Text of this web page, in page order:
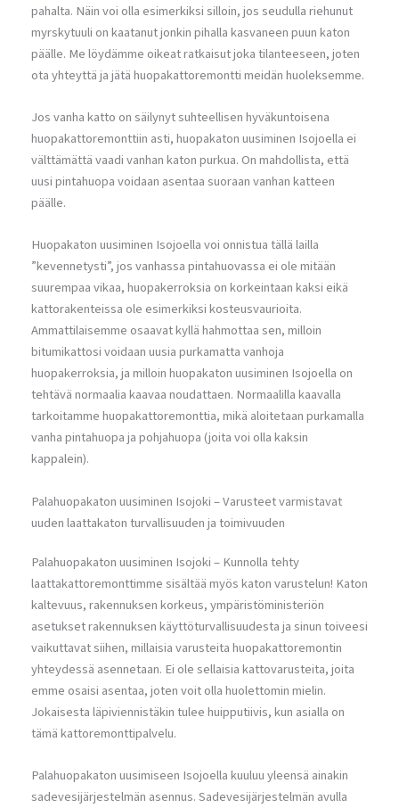
pahalta. Näin voi olla esimerkiksi silloin, jos seudulla riehunut
myrskytuuli on kaatanut jonkin pihalla kasvaneen puun katon
päälle. Me löydämme oikeat ratkaisut joka tilanteeseen, joten
ota yhteyttä ja jätä huopakattoremontti meidän huoleksemme.
Jos vanha katto on säilynyt suhteellisen hyväkuntoisena
huopakattoremonttiin asti, huopakaton uusiminen Isojoella ei
välttämättä vaadi vanhan katon purkua. On mahdollista, että
uusi pintahuopa voidaan asentaa suoraan vanhan katteen
päälle.
Huopakaton uusiminen Isojoella voi onnistua tällä lailla
”kevennetysti”, jos vanhassa pintahuovassa ei ole mitään
suurempaa vikaa, huopakerroksia on korkeintaan kaksi eikä
kattorakenteissa ole esimerkiksi kosteusvaurioita.
Ammattilaisemme osaavat kyllä hahmottaa sen, milloin
bitumikattosi voidaan uusia purkamatta vanhoja
huopakerroksia, ja milloin huopakaton uusiminen Isojoella on
tehtävä normaalia kaavaa noudattaen. Normaalilla kaavalla
tarkoitamme huopakattoremonttia, mikä aloitetaan purkamalla
vanha pintahuopa ja pohjahuopa (joita voi olla kaksin
kappalein).
Palahuopakaton uusiminen Isojoki – Varusteet varmistavat
uuden laattakaton turvallisuuden ja toimivuuden
Palahuopakaton uusiminen Isojoki – Kunnolla tehty
laattakattoremonttimme sisältää myös katon varustelun! Katon
kaltevuus, rakennuksen korkeus, ympäristöministeriön
asetukset rakennuksen käyttöturvallisuudesta ja sinun toiveesi
vaikuttavat siihen, millaisia varusteita huopakattoremontin
yhteydessä asennetaan. Ei ole sellaisia kattovarusteita, joita
emme osaisi asentaa, joten voit olla huolettomin mielin.
Jokaisesta läpiviennistäkin tulee huipputiivis, kun asialla on
tämä kattoremonttipalvelu.
Palahuopakaton uusimiseen Isojoella kuuluu yleensä ainakin
sadevesijärjestelmän asennus. Sadevesijärjestelmän avulla